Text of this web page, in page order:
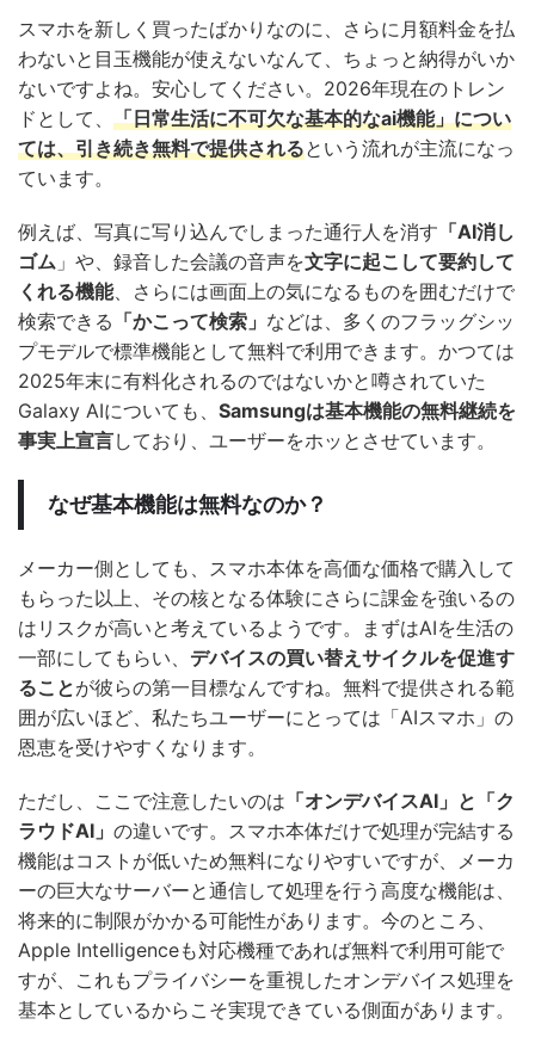
スマホを新しく買ったばかりなのに、さらに月額料金を払
わないと目玉機能が使えないなんて、ちょっと納得がいか
ないですよね。安心してください。2026年現在のトレン
ドとして、 「日常生活に不可欠な基本的なai機能」につい
ては、引き続き無料で提供されるという流れが主流になっ
ています。
例えば、写真に写り込んでしまった通行人を消す 「AI消し
ゴム 」や、録音した会議の音声を文字に起こして要約して
くれる機能、さらには画面上の気になるものを囲むだけで
検索できる 「かこって検索」 などは、多くのフラッグシッ
プモデルで標準機能として無料で利用できます。かつては
2025年末に有料化されるのではないかと噂されていた
Galaxy AIについても、 Samsungは基本機能の無料継続を
事実上宣言しており、ユーザーをホッとさせています。
なぜ基本機能は無料なのか？
メーカー側としても、スマホ本体を高価な価格で購入して
もらった以上、その核となる体験にさらに課金を強いるの
はリスクが高いと考えているようです。まずはAIを生活の
一部にしてもらい、 デバイスの買い替えサイクルを促進す
ることが彼らの第一目標なんですね。無料で提供される範
囲が広いほど、私たちユーザーにとっては「AIスマホ」の
恩恵を受けやすくなります。
ただし、ここで注意したいのは 「オンデバイスAI」と「ク
ラウドAI」 の違いです。スマホ本体だけで処理が完結する
機能はコストが低いため無料になりやすいですが、メーカ
ーの巨大なサーバーと通信して処理を行う高度な機能は、
将来的に制限がかかる可能性があります。今のところ、
Apple Intelligenceも対応機種であれば無料で利用可能で
すが、これもプライバシーを重視したオンデバイス処理を
基本としているからこそ実現できている側面があります。